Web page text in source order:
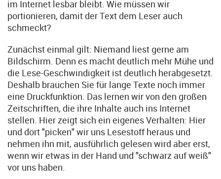
im Internet lesbar bleibt. Wie müssen wir
portionieren, damit der Text dem Leser auch
schmeckt?
Zunächst einmal gilt: Niemand liest gerne am
Bildschirm. Denn es macht deutlich mehr Mühe und
die Lese-Geschwindigkeit ist deutlich herabgesetzt.
Deshalb brauchen Sie für lange Texte noch immer
eine Druckfunktion. Das lernen wir von den großen
Zeitschriften, die ihre Inhalte auch ins Internet
stellen. Hier zeigt sich ein eigenes Verhalten: Hier
und dort "picken" wir uns Lesestoff heraus und
nehmen ihn mit, ausführlich gelesen wird aber erst,
wenn wir etwas in der Hand und "schwarz auf weiß"
vor uns haben.